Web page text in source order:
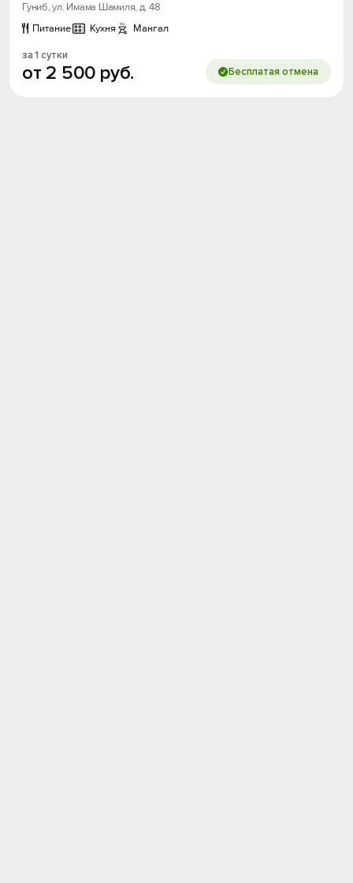
Гуниб, ул. Имама Шамиля, д. 48
Питание
Кухня Мангал
за 1 сутки
от 2 500 руб. Бесплатая отмена